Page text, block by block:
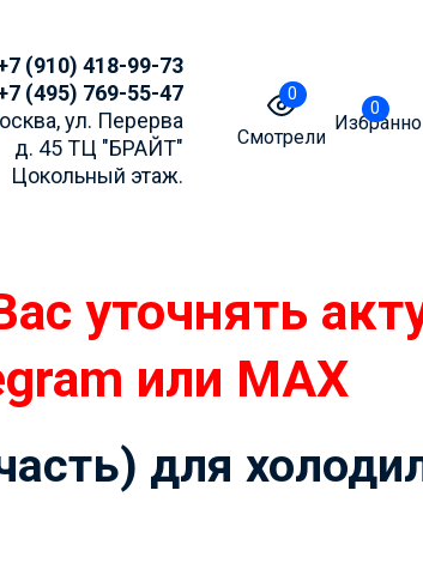
(910) 418-99-73
(495) 769-55-47
ул. Перерва
д. 45 ТЦ "БРАЙТ"
Цокольный этаж.
0
Смотрели
0
уточнять
или MAX
для